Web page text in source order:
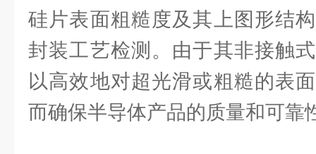
硅片表面粗糙度及其上图形结
封装工艺检测。由于其非接触
以高效地对超光滑或粗糙的表
而确保半导体产品的质量和可靠